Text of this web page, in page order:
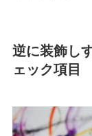
逆に装飾し
ェック項目